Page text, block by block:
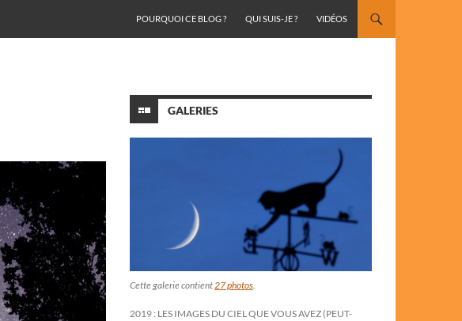
POURQUOI CE BLOG ?
QUI SUIS-JE ? VIDÉOS
GALERIES
Cette galerie contient27 photos.
2019 : LES IMAGES DU CIEL QUE VOUS AVEZ (PEUT-